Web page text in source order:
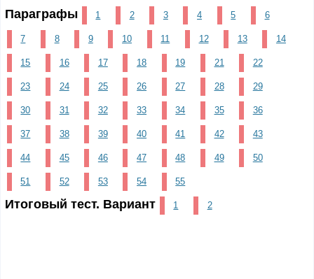
Параграфы 1 2 3 4 5 6
7 8 9 10 11 12 13 14
15 16 17 18 19 21 22
23 24 25 26 27 28 29
30 31 32 33 34 35 36
37 38 39 40 41 42 43
44 45 46 47 48 49 50
51 52 53 54 55
Итоговый тест. Вариант 1 2